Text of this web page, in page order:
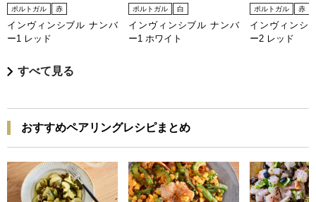
ポルトガル 赤
インヴィンシブル ナンバ
ー1 レッド
ポルトガル 白
インヴィンシブル ナンバ
ー1 ホワイト
ポルトガル 赤
インヴィンシ
ー2 レッド
すべて見る
おすすめペアリングレシピまとめ